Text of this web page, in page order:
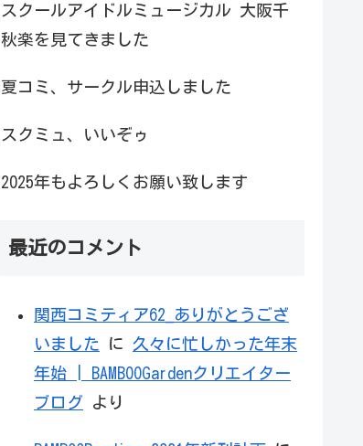
スクールアイドルミュージカル 大阪千
秋楽を見てきました
夏コミ、サークル申込しました
スクミュ、いいぞゥ
2025年もよろしくお願い致します
最近のコメント
関西コミティア62_ありがとうござ
いました
に 久々に忙しかった年末
年始 | BAMBOOGardenクリエイター
ブログ より